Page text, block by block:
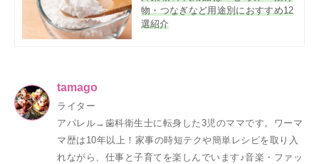
物・つなぎなど用途別におすすめ12
選紹介
tamago
ライター
アパレル→歯科衛生士に転身した3児のママです。ワーマ
マ歴は10年以上！家事の時短テクや簡単レシピを取り入
れながら、仕事と子育てを楽しんでいます♪音楽・ファッ